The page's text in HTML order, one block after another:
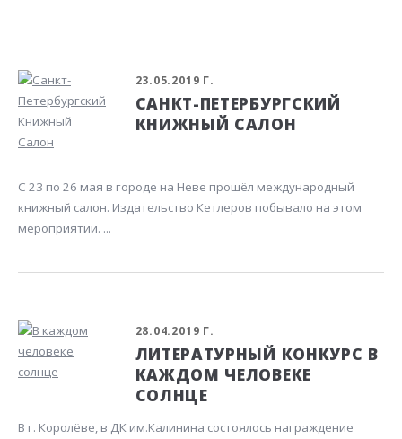
23.05.2019 Г.
САНКТ-ПЕТЕРБУРГСКИЙ
КНИЖНЫЙ САЛОН
С 23 по 26 мая в городе на Неве прошёл международный
книжный салон. Издательство Кетлеров побывало на этом
мероприятии. ...
28.04.2019 Г.
ЛИТЕРАТУРНЫЙ КОНКУРС В
КАЖДОМ ЧЕЛОВЕКЕ
СОЛНЦЕ
В г. Королёве, в ДК им.Калинина состоялось награждение